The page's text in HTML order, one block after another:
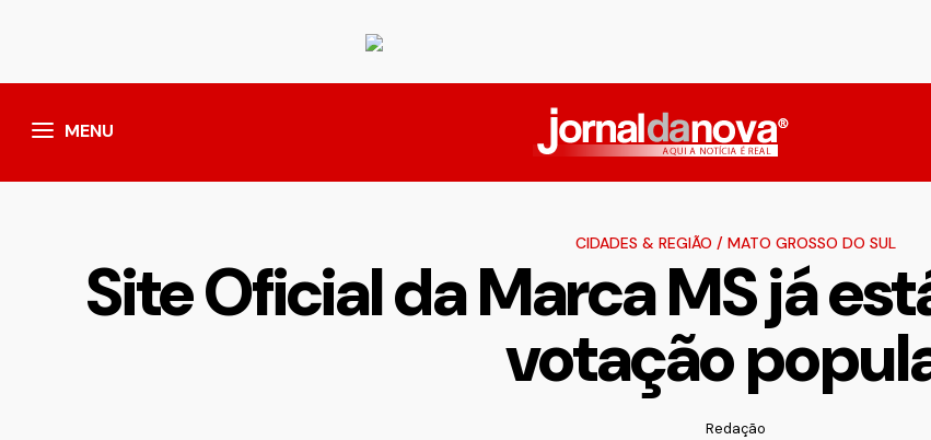
MENU
CIDADES & REGIÃO / MATO GROSSO DO SUL
Site Oficial da Marca MS já
votação
Redação